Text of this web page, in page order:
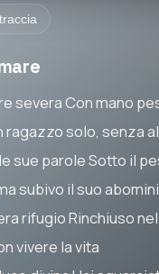
severa Con mano
ragazzo solo, senza
sue parole Sotto il
subivo il suo
rifugio Rinchiuso
vivere la vita